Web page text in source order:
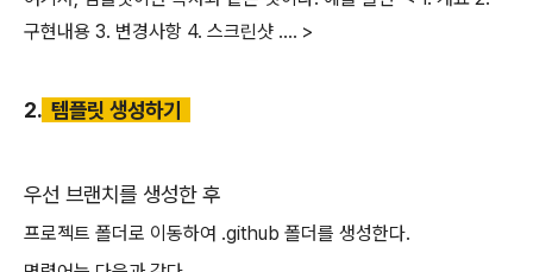
구현내용 3. 변경사항 4. 스크린샷 .... >
2. 템플릿 생성하기
우선 브랜치를 생성한 후
프로젝트 폴더로 이동하여 .github 폴더를 생성한다.